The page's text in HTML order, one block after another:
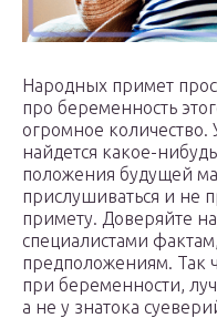
Народных примет
про беременность
огромное количество.
найдется какое-
положения будущей
прислушиваться и не
примету. Доверяйте
специалистами
предположениям. Так
при беременности,
а не у знатока